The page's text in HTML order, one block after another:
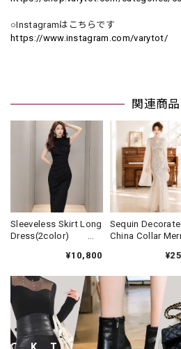
○Instagramはこちらです
https://www.instagram.com/varytot/
関連商品
Sleeveless Skirt Long
Dress(2color)
¥10,800
Sequin
China Collar